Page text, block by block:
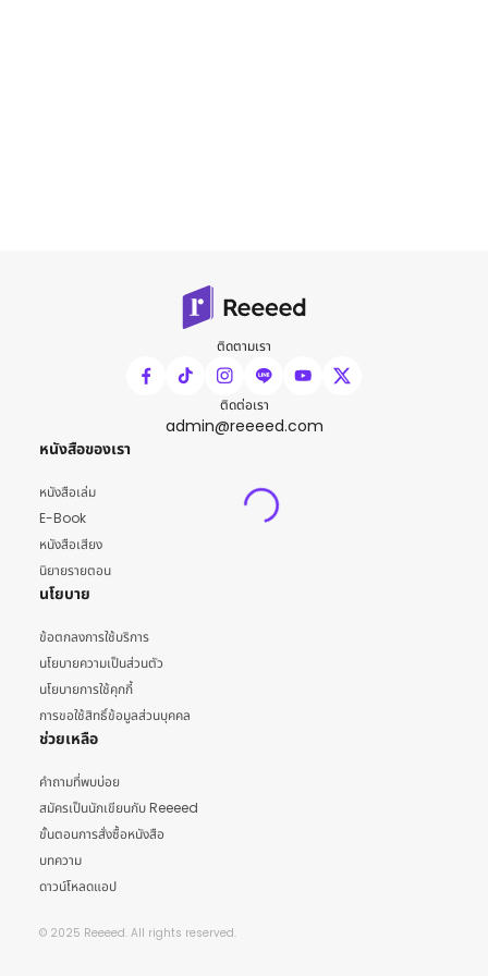
ติดตามเรา
ติดต่อเรา
admin@reeeed.com
หนังสือของเรา
หนังสือเล่ม
E-Book
หนังสือเสียง
นิยายรายตอน
นโยบาย
ข้อตกลงการใช้บริการ
นโยบายความเป็นส่วนตัว
นโยบายการใช้คุกกี้
การขอใช้สิทธิ์ข้อมูลส่วนบุคคล
ช่วยเหลือ
คำถามที่พบบ่อย
สมัครเป็นนักเขียนกับ Reeeed
ขั้นตอนการสั่งซื้อหนังสือ
บทความ
ดาวน์โหลดแอป
© 2025 Reeeed. All rights reserved.